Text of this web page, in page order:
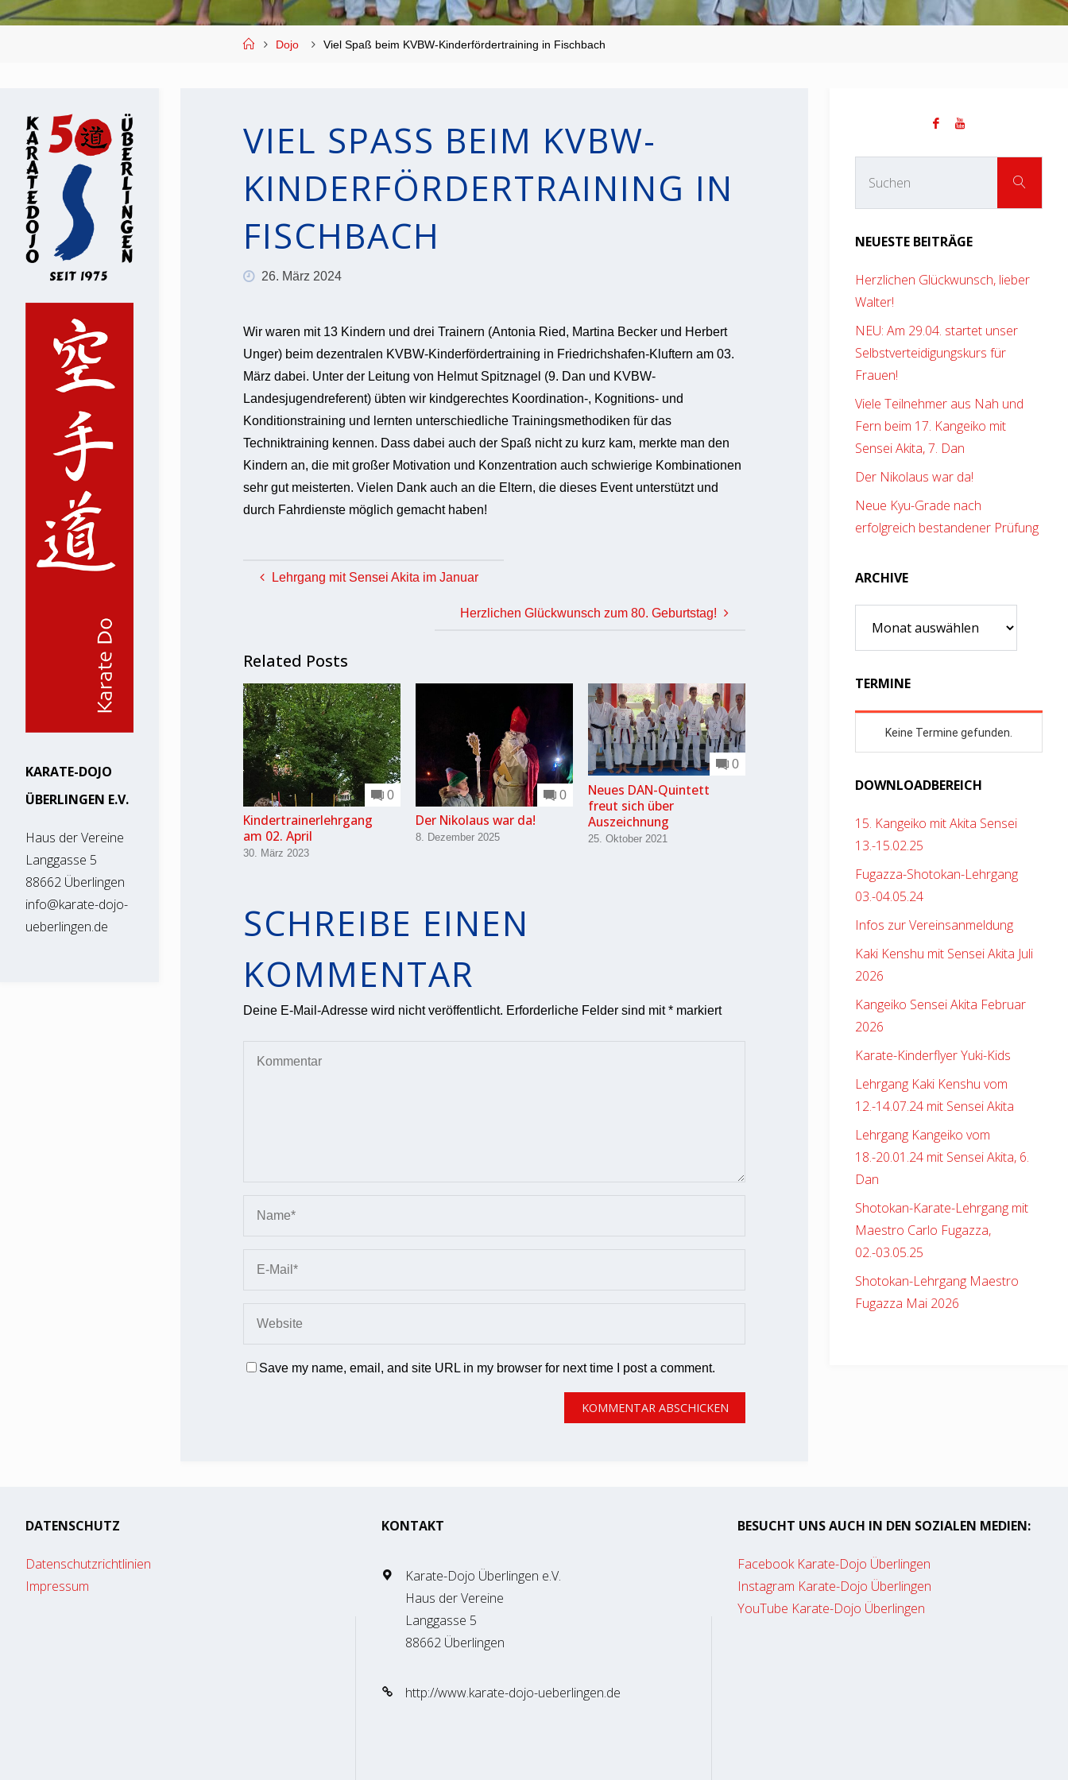
StartDojo Viel Spaß beim KVBW-Kinderfördertraining in Fischbach
VIEL SPASS BEIM KVBW-K
INDERFÖRDERTRAINING IN F
ISCHBACH
26. März 2024
Wir waren mit 13 Kindern und drei Trainern (Antonia Ried, Martina Becker und Herbert
Unger) beim dezentralen KVBW-Kinderfördertraining in Friedrichshafen-Kluftern am 03.
März dabei. Unter der Leitung von Helmut Spitznagel (9. Dan und KVBW-
Landesjugendreferent) übten wir kindgerechtes Koordination-, Kognitions- und
Konditionstraining und lernten unterschiedliche Trainingsmethodiken für das
Techniktraining kennen. Dass dabei auch der Spaß nicht zu kurz kam, merkte man den
Kindern an, die mit großer Motivation und Konzentration auch schwierige Kombinationen
sehr gut meisterten. Vielen Dank auch an die Eltern, die dieses Event unterstützt und
durch Fahrdienste möglich gemacht haben!
Lehrgang mit Sensei Akita im Januar
Herzlichen Glückwunsch zum 80. Geburtstag!
Related Posts
0
Kindertrainerlehrgang
am 02. April
30. März 2023
0
Der Nikolaus war da!
8. Dezember 2025
0
Neues DAN-Quintett
freut sich über
Auszeichnung
25. Oktober 2021
SCHREIBE EINEN
KOMMENTAR
Deine E-Mail-Adresse wird nicht veröffentlicht. Erforderliche Felder sind mit*markiert
Save my name, email, and site URL in my browser for next time I post a comment.
KARATE-DOJO
ÜBERLINGEN E.V.
Haus der Vereine
Langgasse 5
88662 Überlingen
info@karate-dojo-
ueberlingen.de
SUCHEN
NEUESTE BEITRÄGE
Herzlichen Glückwunsch, lieber
Walter!
NEU: Am 29.04. startet unser
Selbstverteidigungskurs für
Frauen!
Viele Teilnehmer aus Nah und
Fern beim 17. Kangeiko mit
Sensei Akita, 7. Dan
Der Nikolaus war da!
Neue Kyu-Grade nach
erfolgreich bestandener Prüfung
ARCHIVE
TERMINE
DOWNLOADBEREICH
15. Kangeiko mit Akita Sensei
13.-15.02.25
Fugazza-Shotokan-Lehrgang
03.-04.05.24
Infos zur Vereinsanmeldung
Kaki Kenshu mit Sensei Akita Juli
2026
Kangeiko Sensei Akita Februar
2026
Karate-Kinderflyer Yuki-Kids
Lehrgang Kaki Kenshu vom
12.-14.07.24 mit Sensei Akita
Lehrgang Kangeiko vom
18.-20.01.24 mit Sensei Akita, 6.
Dan
Shotokan-Karate-Lehrgang mit
Maestro Carlo Fugazza,
02.-03.05.25
Shotokan-Lehrgang Maestro
Fugazza Mai 2026
DATENSCHUTZ
Datenschutzrichtlinien
Impressum
KONTAKT
Karate-Dojo Überlingen e.V.
Haus der Vereine
Langgasse 5
88662 Überlingen
http://www.karate-dojo-ueberlingen.de
BESUCHT UNS AUCH IN DEN SOZIALEN MEDIEN:
Facebook Karate-Dojo Überlingen
Instagram Karate-Dojo Überlingen
YouTube Karate-Dojo Überlingen